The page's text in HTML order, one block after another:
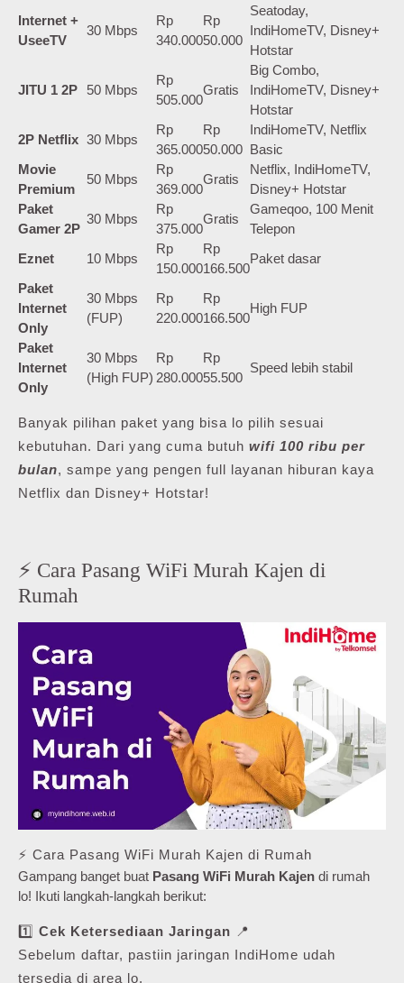
Internet +
UseeTV
30 Mbps
Rp
340.000
Rp
50.000
Seatoday,
IndiHomeTV, Disney+
Hotstar
JITU 1 2P 50 Mbps
Rp
505.000
Gratis
Big Combo,
IndiHomeTV, Disney+
Hotstar
2P Netflix 30 Mbps
Rp
365.000
Rp
50.000
IndiHomeTV, Netflix
Basic
Movie
Premium
50 Mbps
Rp
369.000
Gratis
Netflix, IndiHomeTV,
Disney+ Hotstar
Paket
Gamer 2P
30 Mbps
Rp
375.000
Gratis
Gameqoo, 100 Menit
Telepon
Eznet
10 Mbps
Rp
150.000
Rp
166.500
Paket dasar
Paket
Internet
Only
30 Mbps
(FUP)
Rp
220.000
Rp
166.500
High FUP
Paket
Internet
Only
30 Mbps
(High FUP)
Rp
280.000
Rp
55.500
Speed lebih stabil
Banyak pilihan paket yang bisa lo pilih sesuai
kebutuhan. Dari yang cuma butuh wifi 100 ribu per
bulan, sampe yang pengen full layanan hiburan kaya
Netflix dan Disney+ Hotstar!
⚡ Cara Pasang WiFi Murah Kajen di
Rumah
⚡ Cara Pasang WiFi Murah Kajen di Rumah
Gampang banget buat Pasang WiFi Murah Kajen di rumah
lo! Ikuti langkah-langkah berikut:
1️⃣ Cek Ketersediaan Jaringan 📍
Sebelum daftar, pastiin jaringan IndiHome udah
tersedia di area lo.